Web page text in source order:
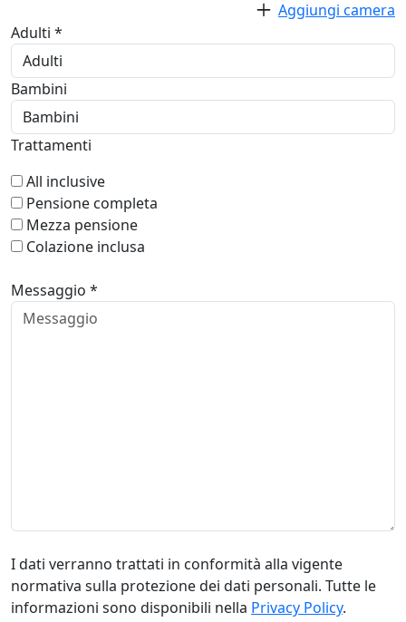
Aggiungi camera
Adulti *
Bambini
Trattamenti
All inclusive
Pensione completa
Mezza pensione
Colazione inclusa
Messaggio *
I dati verranno trattati in conformità alla vigente
normativa sulla protezione dei dati personali. Tutte le
informazioni sono disponibili nella Privacy Policy.